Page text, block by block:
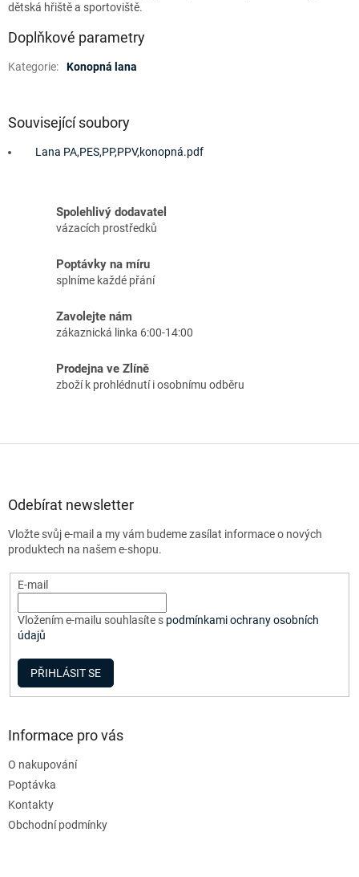
dětská hřiště a sportoviště.
Doplňkové parametry
Kategorie: Konopná lana
Související soubory
Lana PA,PES,PP,PPV,konopná.pdf
Spolehlivý dodavatel
vázacích prostředků
Poptávky na míru
splníme každé přání
Zavolejte nám
zákaznická linka 6:00-14:00
Prodejna ve Zlíně
zboží k prohlédnutí i osobnímu odběru
Odebírat newsletter
Vložte svůj e-mail a my vám budeme zasílat informace o nových
produktech na našem e-shopu.
E-mail
Vložením e-mailu souhlasíte s podmínkami ochrany osobních
údajů
PŘIHLÁSIT SE
Informace pro vás
O nakupování
Poptávka
Kontakty
Obchodní podmínky